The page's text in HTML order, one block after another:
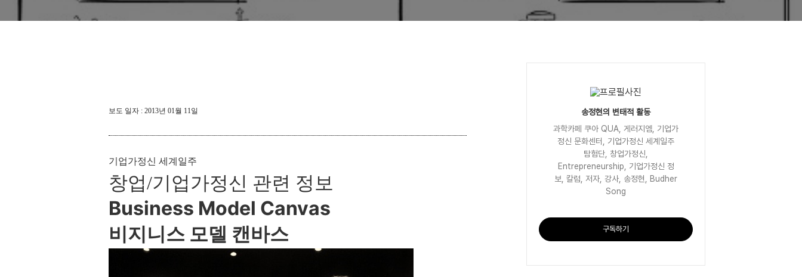
보도 일자 : 2013년 01월 11일
기업가정신 세계일주
창업/기업가정신 관련 정보
Business Model Canvas
비지니스 모델 캔바스
송정현의 변태적 활동
과학카페 쿠아 QUA, 게러지엠, 기업가
정신 문화센터, 기업가정신 세계일주
탐험단, 창업가정신,
Entrepreneurship, 기업가정신 정
보, 칼럼, 저자, 강사, 송정현, Budher
Song
구독하기